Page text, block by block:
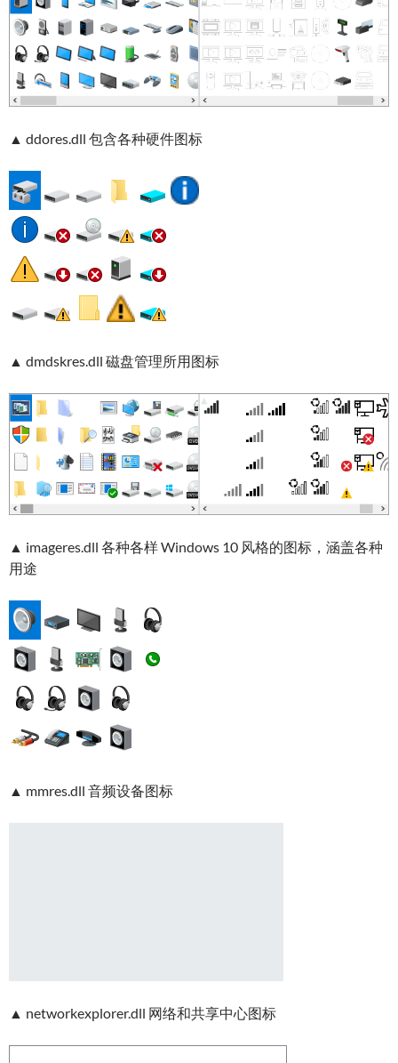
▲ ddores.dll 包含各种硬件图标
▲ dmdskres.dll 磁盘管理所用图标
▲ imageres.dll 各种各样 Windows 10 风格的图标，涵盖各种
用途
▲ mmres.dll 音频设备图标
▲ networkexplorer.dll 网络和共享中心图标